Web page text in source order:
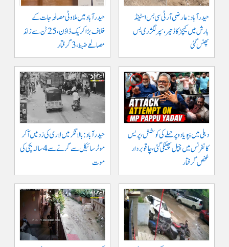
حیدرآباد: عارضی آر ٹی سی بس اسٹینڈ
بارش میں کیچڑ کا ڈھیر، سپر لگژری بس
پھنس گئی
حیدرآباد میں ملاوٹی مصالحہ جات کے
خلاف بڑا کریک ڈاؤن، 25 ٹن سے زائد
مصالحے ضبط، 3 گرفتار
دہلی میں پپو یادو پر حملے کی کوشش، پریس
کانفرنس میں چپل پھینکی گئی، چاقو بردار
شخص گرفتار
حیدرآباد: بالا نگر میں لاری کی زد میں آکر
موٹرسائیکل سے گرنے سے 4 سالہ بچی کی
موت